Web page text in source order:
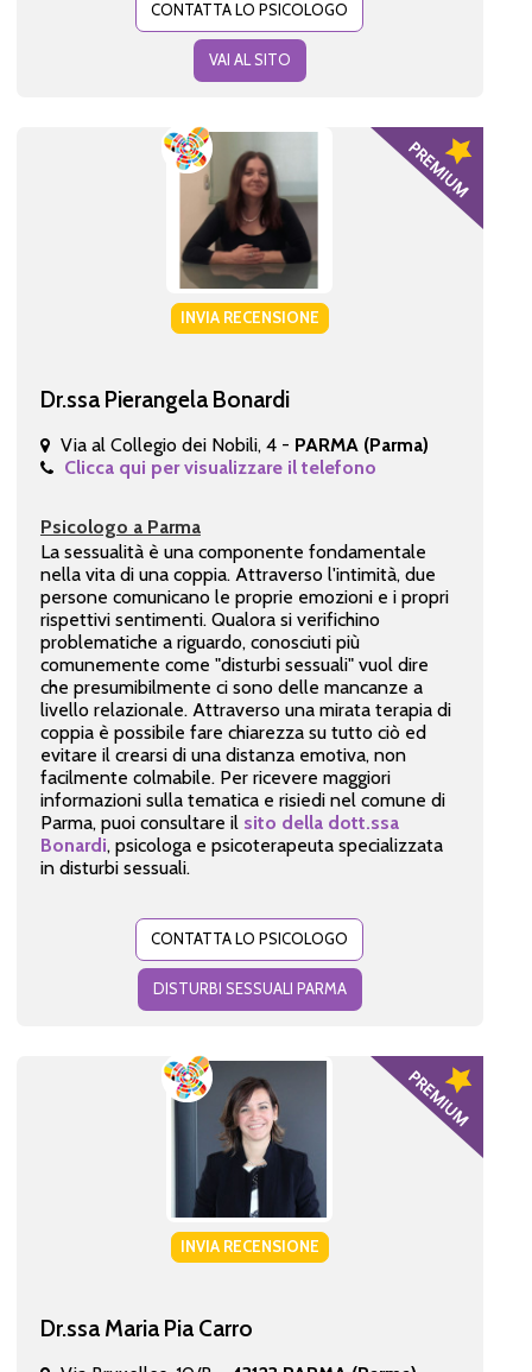
CONTATTA LO PSICOLOGO
VAI AL SITO
INVIA RECENSIONE
Dr.ssa Pierangela Bonardi
Via al Collegio dei Nobili, 4 - PARMA (Parma)
Clicca qui per visualizzare il telefono
Psicologo a Parma
La sessualità è una componente fondamentale
nella vita di una coppia. Attraverso l'intimità, due
persone comunicano le proprie emozioni e i propri
rispettivi sentimenti. Qualora si verifichino
problematiche a riguardo, conosciuti più
comunemente come "disturbi sessuali" vuol dire
che presumibilmente ci sono delle mancanze a
livello relazionale. Attraverso una mirata terapia di
coppia è possibile fare chiarezza su tutto ciò ed
evitare il crearsi di una distanza emotiva, non
facilmente colmabile. Per ricevere maggiori
informazioni sulla tematica e risiedi nel comune di
Parma, puoi consultare il sito della dott.ssa
Bonardi, psicologa e psicoterapeuta specializzata
in disturbi sessuali.
CONTATTA LO PSICOLOGO
DISTURBI SESSUALI PARMA
INVIA RECENSIONE
Dr.ssa Maria Pia Carro